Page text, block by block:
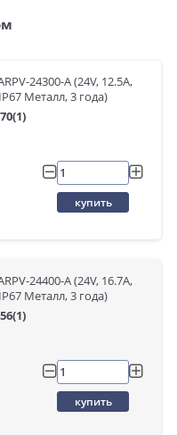
24300-A (24V, 12.5A,
Металл, 3 года)
купить
24400-A (24V, 16.7A,
Металл, 3 года)
купить